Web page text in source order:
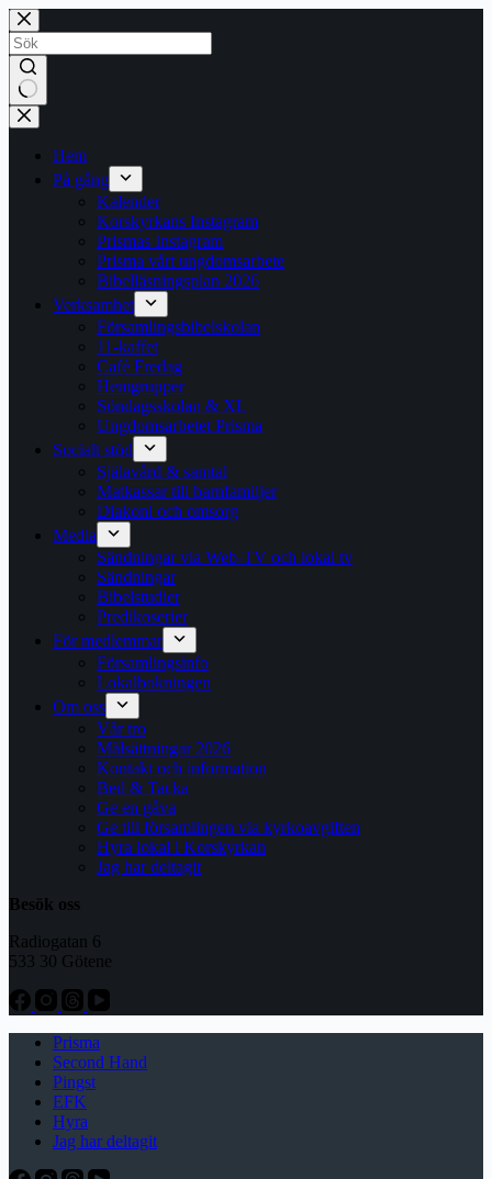
Hoppa
till
innehåll
Inga
resultat
Hem
På gång
Kalender
Korskyrkans Instagram
Prismas Instagram
Prisma vårt ungdomsarbete
Bibelläsningsplan 2026
Verksamhet
Församlingsbibelskolan
11-kaffet
Café Fredag
Hemgrupper
Söndagsskolan & XL
Ungdomsarbetet Prisma
Socialt stöd
Själavård & samtal
Matkassar till barnfamiljer
Diakoni och omsorg
Media
Sändningar via Web-TV och lokal tv
Sändningar
Bibelstudier
Predikoserier
För medlemmar
Församlingsinfo
Lokalbokningen
Om oss
Vår tro
Målsättningar 2026
Kontakt och information
Bed & Tacka
Ge en gåva
Ge till församlingen via kyrkoavgiften
Hyra lokal i Korskyrkan
Jag har deltagit
Besök oss
Radiogatan 6
533 30 Götene
Prisma
Second Hand
Pingst
EFK
Hyra
Jag har deltagit